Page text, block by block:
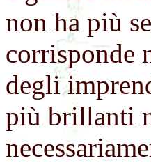
non ha più
corrisponde
degli
più brillanti